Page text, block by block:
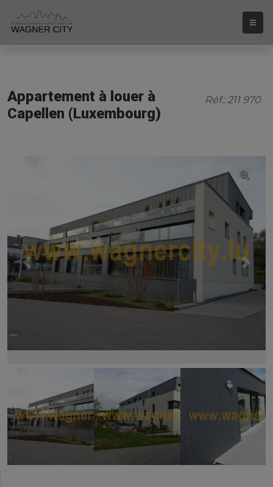
Appartement à louer à
Capellen (Luxembourg)
Réf.: 211 970
Previous Next